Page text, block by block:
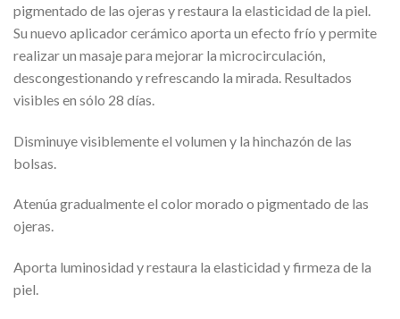
pigmentado de las ojeras y restaura la elasticidad de la piel.
Su nuevo aplicador cerámico aporta un efecto frío y permite
realizar un masaje para mejorar la microcirculación,
descongestionando y refrescando la mirada. Resultados
visibles en sólo 28 días.
Disminuye visiblemente el volumen y la hinchazón de las
bolsas.
Atenúa gradualmente el color morado o pigmentado de las
ojeras.
Aporta luminosidad y restaura la elasticidad y firmeza de la
piel.